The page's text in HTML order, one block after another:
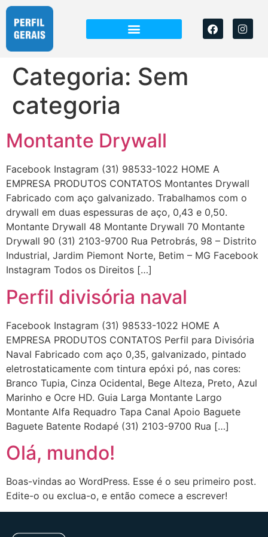
Categoria: Sem
categoria
Montante Drywall
Facebook Instagram (31) 98533-1022 HOME A
EMPRESA PRODUTOS CONTATOS Montantes Drywall
Fabricado com aço galvanizado. Trabalhamos com o
drywall em duas espessuras de aço, 0,43 e 0,50.
Montante Drywall 48 Montante Drywall 70 Montante
Drywall 90 (31) 2103-9700 Rua Petrobrás, 98 – Distrito
Industrial, Jardim Piemont Norte, Betim – MG Facebook
Instagram Todos os Direitos […]
Perfil divisória naval
Facebook Instagram (31) 98533-1022 HOME A
EMPRESA PRODUTOS CONTATOS Perfil para Divisória
Naval Fabricado com aço 0,35, galvanizado, pintado
eletrostaticamente com tintura epóxi pó, nas cores:
Branco Tupia, Cinza Ocidental, Bege Alteza, Preto, Azul
Marinho e Ocre HD. Guia Larga Montante Largo
Montante Alfa Requadro Tapa Canal Apoio Baguete
Baguete Batente Rodapé (31) 2103-9700 Rua […]
Olá, mundo!
Boas-vindas ao WordPress. Esse é o seu primeiro post.
Edite-o ou exclua-o, e então comece a escrever!